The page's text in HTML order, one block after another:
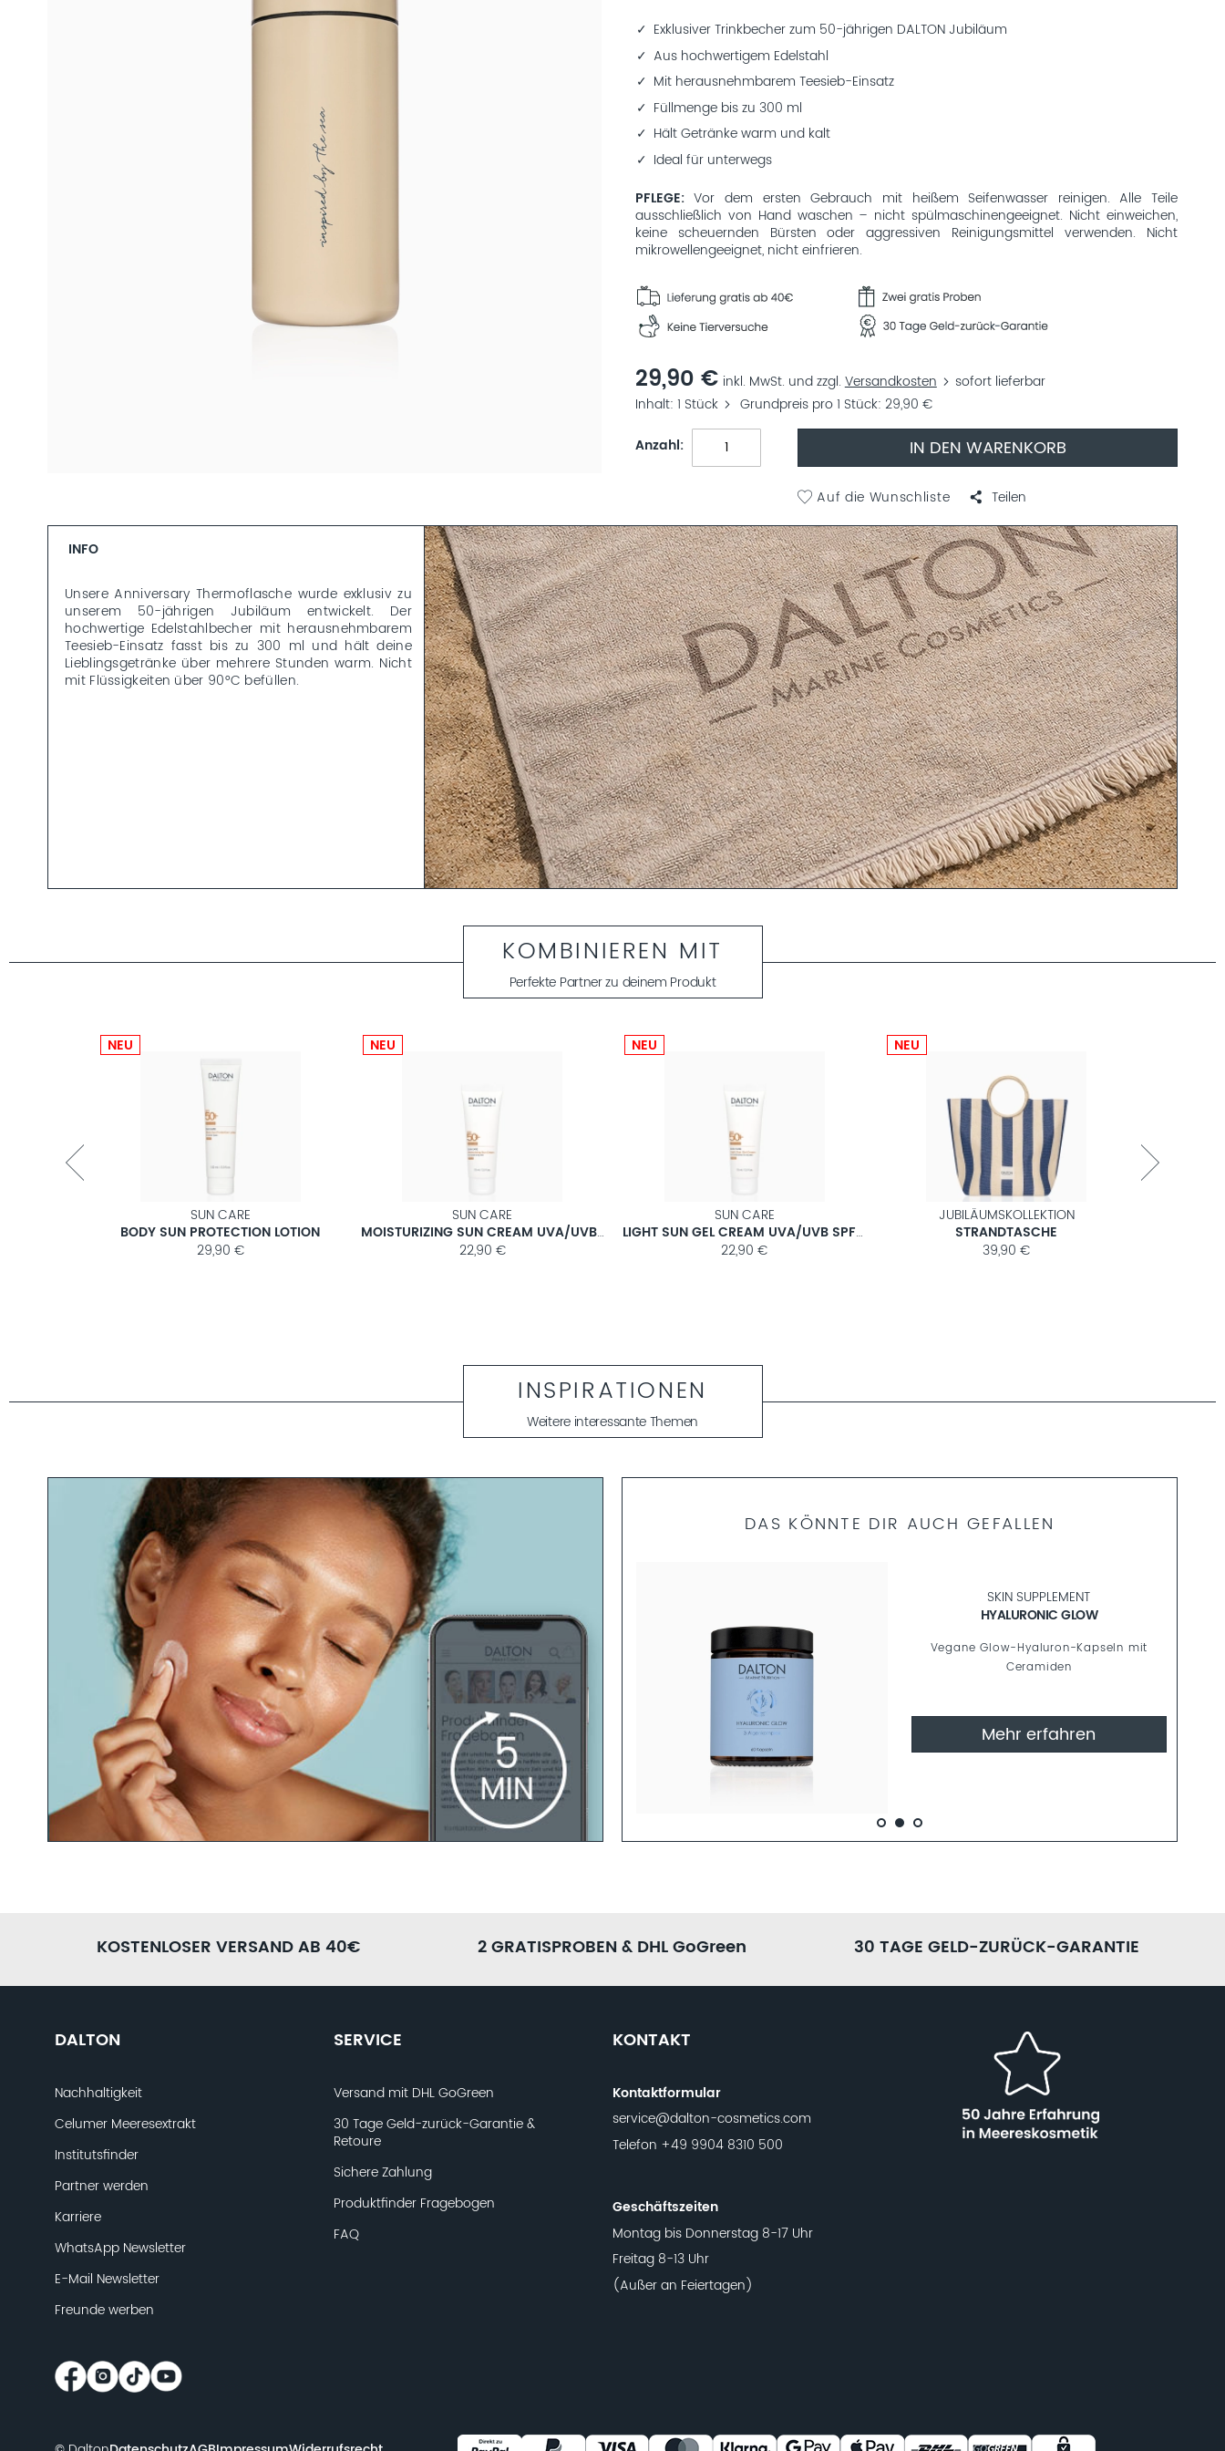
Exklusiver Trinkbecher zum 50-jährigen DALTON Jubiläum
Aus hochwertigem Edelstahl
Mit herausnehmbarem Teesieb-Einsatz
Füllmenge bis zu 300 ml
Hält Getränke warm und kalt
Ideal für unterwegs
PFLEGE:Vor dem ersten Gebrauch mit heißem Seifenwasser reinigen. Alle Teile
ausschließlich von Hand waschen – nicht spülmaschinengeeignet. Nicht einweichen,
keine scheuernden Bürsten oder aggressiven Reinigungsmittel verwenden. Nicht
mikrowellengeeignet, nicht einfrieren.
29,90 € inkl. MwSt. und zzgl.Versandkosten
sofort lieferbar
Inhalt 1 Stück Grundpreis pro 1 Stück 29,90 €
Anzahl IN DEN WARENKORB
Auf die Wunschliste Teilen
INFO
Unsere Anniversary Thermoflasche wurde exklusiv zu
unserem 50-jährigen Jubiläum entwickelt. Der
hochwertige Edelstahlbecher mit herausnehmbarem
Teesieb-Einsatz fasst bis zu 300 ml und hält deine
Lieblingsgetränke über mehrere Stunden warm. Nicht
mit Flüssigkeiten über 90°C befüllen.
KOMBINIEREN MIT
Perfekte Partner zu deinem Produkt
NEU
SUN CARE
BODY SUN PROTECTION LOTION
29,90 €
NEU
SUN CARE
MOISTURIZING SUN CREAM UVA/UVB SPF 50+
22,90 €
NEU
SUN CARE
LIGHT SUN GEL CREAM UVA/UVB SPF 50+
22,90 €
NEU
JUBILÄUMSKOLLEKTION
STRANDTASCHE
39,90 €
INSPIRATIONEN
Weitere interessante Themen
Produktfinder Fragebogen aus. Anschließend können wir dir ein ganzheitliches
JETZT AUSFÜLLEN
DAS KÖNNTE DIR AUCH GEFALLEN
UNIVERSAL FACE CARE
HALS & DEKOLLETÉ CREME
Aufpolsternde Anti-Aging Creme für Hals
und Dekolleté
Mehr erfahren
SKIN SUPPLEMENT
HYALURONIC GLOW
Vegane Glow-Hyaluron-Kapseln mit
Ceramiden
Mehr erfahren
KOSTENLOSER VERSAND AB 40€ 2 GRATISPROBEN & DHL GoGreen 30 TAGE GELD-ZURÜCK-GARANTIE
DALTON
Nachhaltigkeit
Celumer Meeresextrakt
Institutsfinder
Partner werden
Karriere
WhatsApp Newsletter
E-Mail Newsletter
Freunde werben
SERVICE
Versand mit DHL GoGreen
30 Tage Geld-zurück-Garantie &
Retoure
Sichere Zahlung
Produktfinder Fragebogen
FAQ
KONTAKT
Kontaktformular
service@dalton-cosmetics.com
Telefon +49 9904 8310 500
Geschäftszeiten
Montag bis Donnerstag 8-17 Uhr
Freitag 8-13 Uhr
(Außer an Feiertagen)